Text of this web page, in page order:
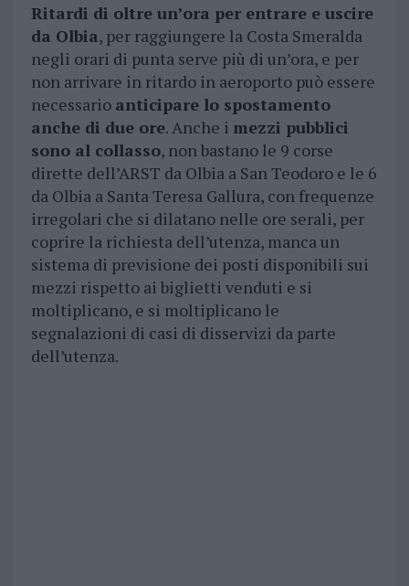
Ritardi di oltre un’ora per entrare e uscire
da Olbia, per raggiungere la Costa Smeralda
negli orari di punta serve più di un’ora, e per
non arrivare in ritardo in aeroporto può essere
necessario anticipare lo spostamento
anche di due ore. Anche i mezzi pubblici
sono al collasso, non bastano le 9 corse
dirette dell’ARST da Olbia a San Teodoro e le 6
da Olbia a Santa Teresa Gallura, con frequenze
irregolari che si dilatano nelle ore serali, per
coprire la richiesta dell’utenza, manca un
sistema di previsione dei posti disponibili sui
mezzi rispetto ai biglietti venduti e si
moltiplicano, e si moltiplicano le
segnalazioni di casi di disservizi da parte
dell’utenza.